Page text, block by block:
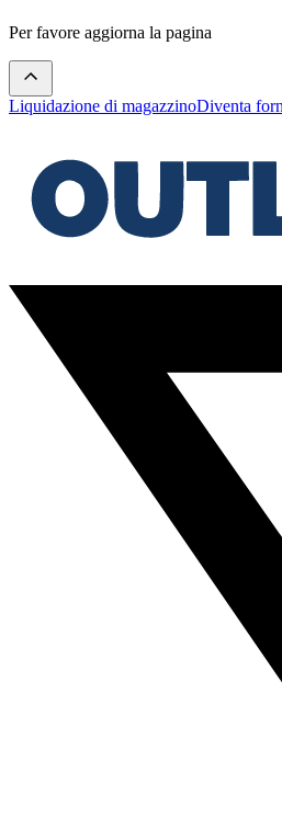
Per favore aggiorna la pagina
Liquidazione di magazzinoDiventa